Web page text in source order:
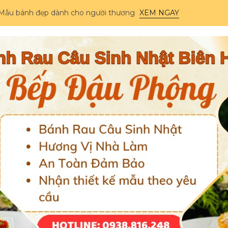
bánh đẹp dành cho người thương XEM NGAY
nhật Biên Hòa – Bếp